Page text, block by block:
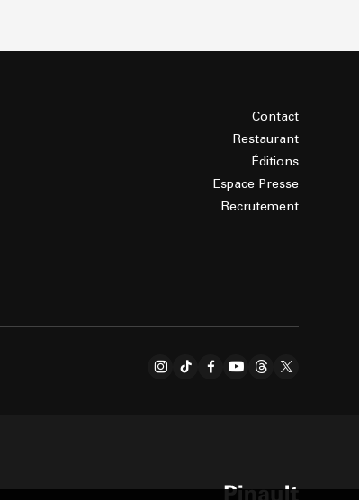
Contact
Restaurant
Éditions
Espace Presse
Recrutement